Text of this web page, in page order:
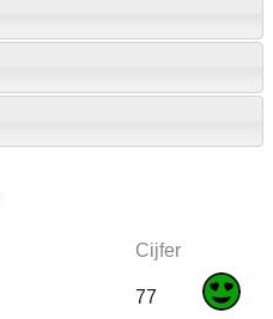
Cijfer
77